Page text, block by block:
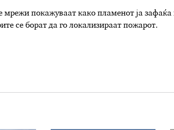
покажуваат како пламенот ја зафаќа
се борат да го локализираат пожарот.